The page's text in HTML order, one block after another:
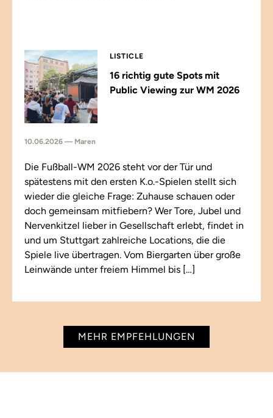
LISTICLE
16 richtig gute Spots mit
Public Viewing zur WM 2026
10.06.2026 — Maren
Die Fußball-WM 2026 steht vor der Tür und
spätestens mit den ersten K.o.-Spielen stellt sich
wieder die gleiche Frage: Zuhause schauen oder
doch gemeinsam mitfiebern? Wer Tore, Jubel und
Nervenkitzel lieber in Gesellschaft erlebt, findet in
und um Stuttgart zahlreiche Locations, die die
Spiele live übertragen. Vom Biergarten über große
Leinwände unter freiem Himmel bis […]
MEHR EMPFEHLUNGEN